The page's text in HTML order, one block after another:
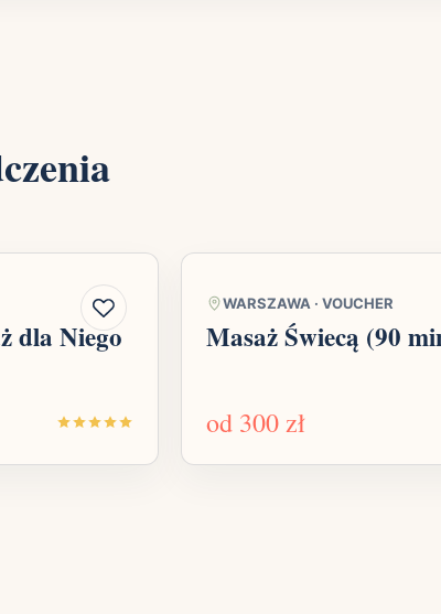
dla Niego
WARSZAWA · VOUCHER
Masaż Świecą (90
od 300 zł